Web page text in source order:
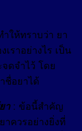
ให้ทราบว่า ยา
ราอย่างไร เป็น
ดจำไว้ โดย
ชื่อยาได้
า: ข้อนี้สำคัญ
าควรอย่างยิ่งที่